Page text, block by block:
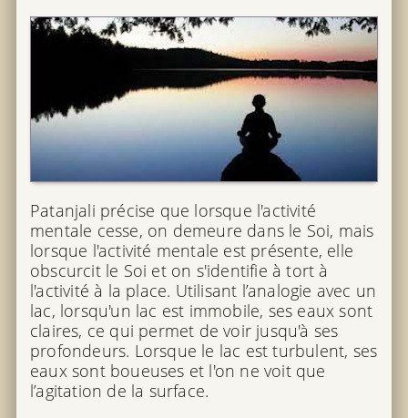
Patanjali précise que lorsque l'activité
mentale cesse, on demeure dans le Soi, mais
lorsque l'activité mentale est présente, elle
obscurcit le Soi et on s'identifie à tort à
l'activité à la place. Utilisant l’analogie avec un
lac, lorsqu'un lac est immobile, ses eaux sont
claires, ce qui permet de voir jusqu'à ses
profondeurs. Lorsque le lac est turbulent, ses
eaux sont boueuses et l'on ne voit que
l’agitation de la surface.